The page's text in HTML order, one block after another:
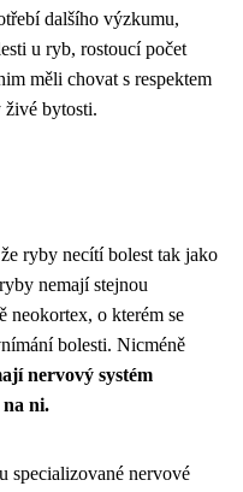
dalšího výzkumu,
u ryb, rostoucí počet
měli chovat s respektem
živé bytosti.
ryby necítí bolest tak jako
nemají stejnou
neokortex, o kterém se
bolesti. Nicméně
nervový systém
na ni.
specializované nervové